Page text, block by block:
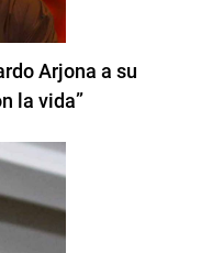
Arjona a su
la vida”